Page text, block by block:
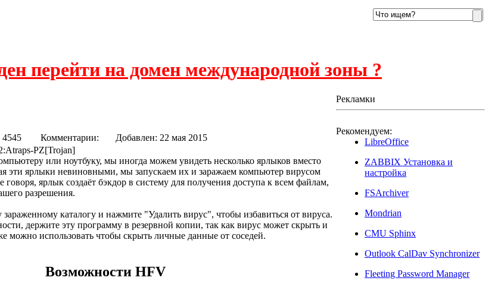
перейти на домен международной зоны ?
4545 Комментарии:
Добавлен: 22 мая 2015
PZ[Trojan]
или ноутбуку, мы иногда можем увидеть несколько ярлыков вместо
эти ярлыки невиновными, мы запускаем их и заражаем компьютер вирусом
ярлык создаёт бэкдор в систему для получения доступа к всем файлам,
разрешения.
зараженному каталогу и нажмите "Удалить вирус", чтобы избавиться от вируса.
держите эту программу в резервной копии, так как вирус может скрыть и
можно использовать чтобы скрыть личные данные от соседей.
Возможности HFV
Рекламки
Рекомендуем:
LibreOffice
ZABBIX Установка и
настройка
FSArchiver
Mondrian
CMU Sphinx
Outlook CalDav Synchronizer
Fleeting Password Manager